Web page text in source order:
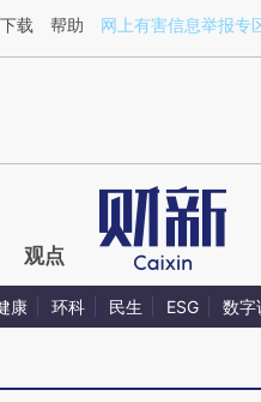
x8E018oq](https://
载 帮助 网上有害信息举报专
观点
康 环科 民生 ESG 数字